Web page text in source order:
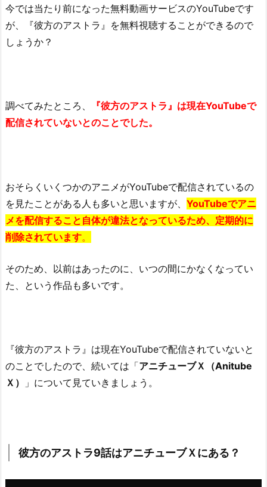
ア
ス
ト
D
a
m
o
t
i
o
に
あ
方
の
ア
話』
今では当たり前になった無料動画サービスのYouTubeです
が、『彼方のアストラ』を無料視聴することができるので
しょうか？
調べてみたところ、
『彼方のアストラ』は現在YouTubeで
配信されていないとのことでした。
おそらくいくつかのアニメがYouTubeで配信されているの
を見たことがある人も多いと思いますが、 YouTubeでアニ
メを配信すること自体が違法となっているため、定期的に
削除されています。
そのため、以前はあったのに、いつの間にかなくなってい
た、という作品も多いです。
『彼方のアストラ』は現在YouTubeで配信されていないと
のことでしたので、続いては「アニチューブＸ（Anitube
Ｘ）
」について見ていきましょう。
彼方のアストラ9話はアニチューブＸにある？